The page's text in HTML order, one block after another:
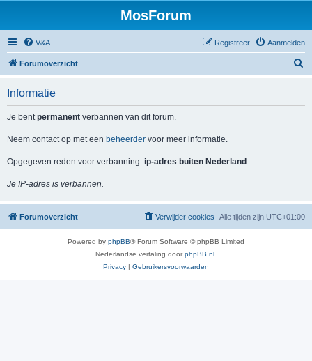
MosForum
V&A Aanmelden
Registreer
Forumoverzicht
Informatie
Je bentpermanent verbannen van dit forum.
Neem contact op met een beheerder voor meer informatie.
Opgegeven reden voor verbanning: ip-adres buiten Nederland
Je IP-adres is verbannen.
Forumoverzicht Alle tijden zijn UTC+01:00
Verwijder cookies
Powered by phpBB® Forum Software © phpBB Limited
Nederlandse vertaling doorphpBB.nl
Privacy | Gebruikersvoorwaarden